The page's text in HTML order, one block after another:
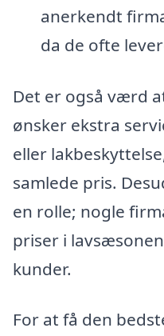
anerkendt
da de ofte
Det er også værd
ønsker ekstra
eller
samlede pris.
en rolle; nogle
priser i
kunder.
For at få den